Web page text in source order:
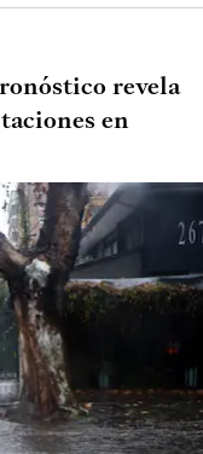
revela
en